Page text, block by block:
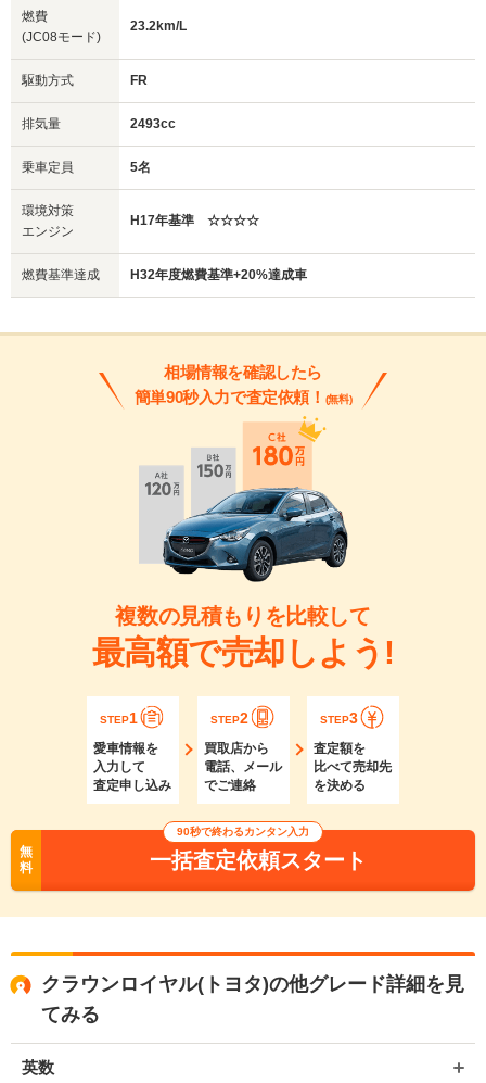
燃費
(JC08モード)
23.2km/L
駆動方式 FR
排気量 2493cc
乗車定員 5名
環境対策
エンジン
H17年基準 ☆☆☆☆
燃費基準達成 H32年度燃費基準+20%達成車
相場情報を確認したら
簡単90秒入力で査定依頼！ (無料)
複数の見積もりを比較して
最高額で売却しよう!
STEP1
愛車情報を
入力して
査定申し込み
STEP2
買取店から
電話、メール
でご連絡
STEP3
査定額を
比べて売却先
を決める
無
料
90秒で終わるカンタン入力
一括査定依頼スタート
クラウンロイヤル(トヨタ)の他グレード詳細を見
てみる
英数